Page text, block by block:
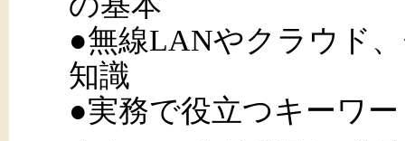
●無線LANやクラウド
知識
●実務で役立つキーワ